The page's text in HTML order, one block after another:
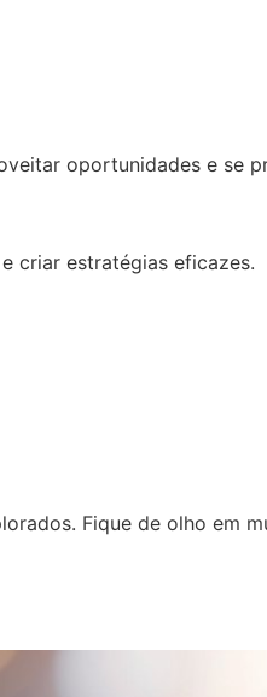
oportunidades e se
criar estratégias eficazes.
Fique de olho em